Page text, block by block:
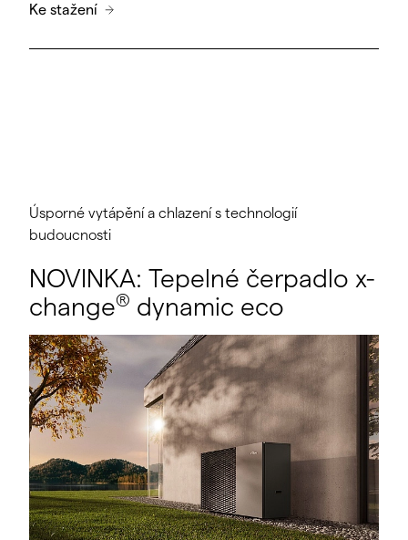
Ke stažení
Úsporné vytápění a chlazení s technologií
budoucnosti
NOVINKA: Tepelné čerpadlo x-
change® dynamic eco